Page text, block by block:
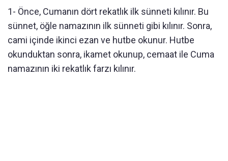
1- Önce, Cumanın dört rekatlık ilk sünneti kılınır. Bu
sünnet, öğle namazının ilk sünneti gibi kılınır. Sonra,
cami içinde ikinci ezan ve hutbe okunur. Hutbe
okunduktan sonra, ikamet okunup, cemaat ile Cuma
namazının iki rekatlık farzı kılınır.